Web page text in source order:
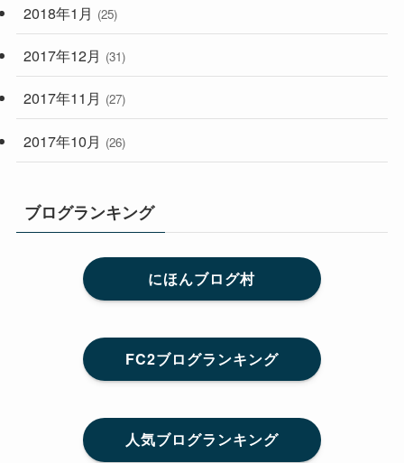
2018年1月 (25)
2017年12月 (31)
2017年11月 (27)
2017年10月 (26)
ブログランキング
にほんブログ村
FC2ブログランキング
人気ブログランキング